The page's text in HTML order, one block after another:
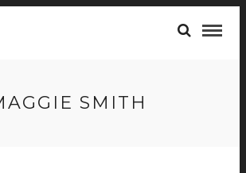
SMITH